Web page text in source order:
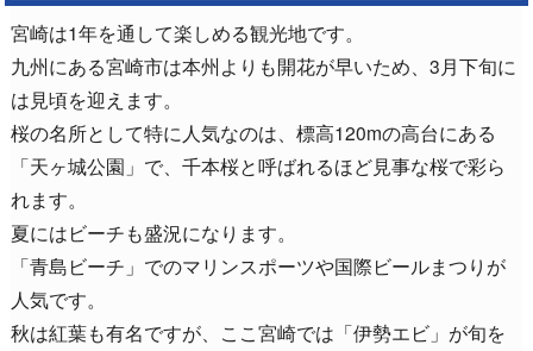
宮崎は1年を通して楽しめる観光地です。
九州にある宮崎市は本州よりも開花が早いため、3月下旬に
は見頃を迎えます。
桜の名所として特に人気なのは、標高120mの高台にある
「天ヶ城公園」で、千本桜と呼ばれるほど見事な桜で彩ら
れます。
夏にはビーチも盛況になります。
「青島ビーチ」でのマリンスポーツや国際ビールまつりが
人気です。
秋は紅葉も有名ですが、ここ宮崎では「伊勢エビ」が旬を